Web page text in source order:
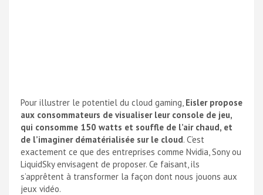
Pour illustrer le potentiel du cloud gaming, Eisler propose
aux consommateurs de visualiser leur console de jeu,
qui consomme 150 watts et souffle de l’air chaud, et
de l’imaginer dématérialisée sur le cloud. C’est
exactement ce que des entreprises comme Nvidia, Sony ou
LiquidSky envisagent de proposer. Ce faisant, ils
s’apprêtent à transformer la façon dont nous jouons aux
jeux vidéo.